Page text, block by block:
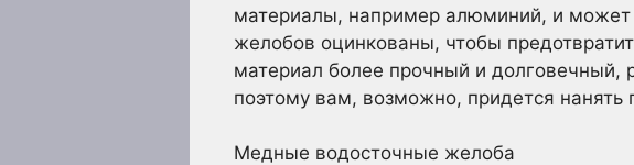
материалы, например алюминий, и может
желобов оцинкованы, чтобы
материал более прочный и долговечный,
поэтому вам, возможно, придется нанять
Медные водосточные желоба